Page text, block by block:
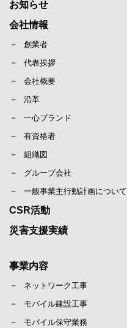
お知らせ
会社情報
創業者
代表挨拶
会社概要
沿革
一心ブランド
有資格者
組織図
グループ会社
一般事業主行動計画について
CSR活動
災害支援実績
事業内容
ネットワーク工事
モバイル建設工事
モバイル保守業務